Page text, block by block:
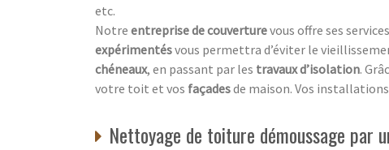
etc.
Notre entreprise de couverturevous offre ses
expérimentésvous permettra d’éviter le
chéneaux, en passant par les travaux d’isolation.
votre toit et vos façadesde maison. Vos
Nettoyage de toiture démoussage par